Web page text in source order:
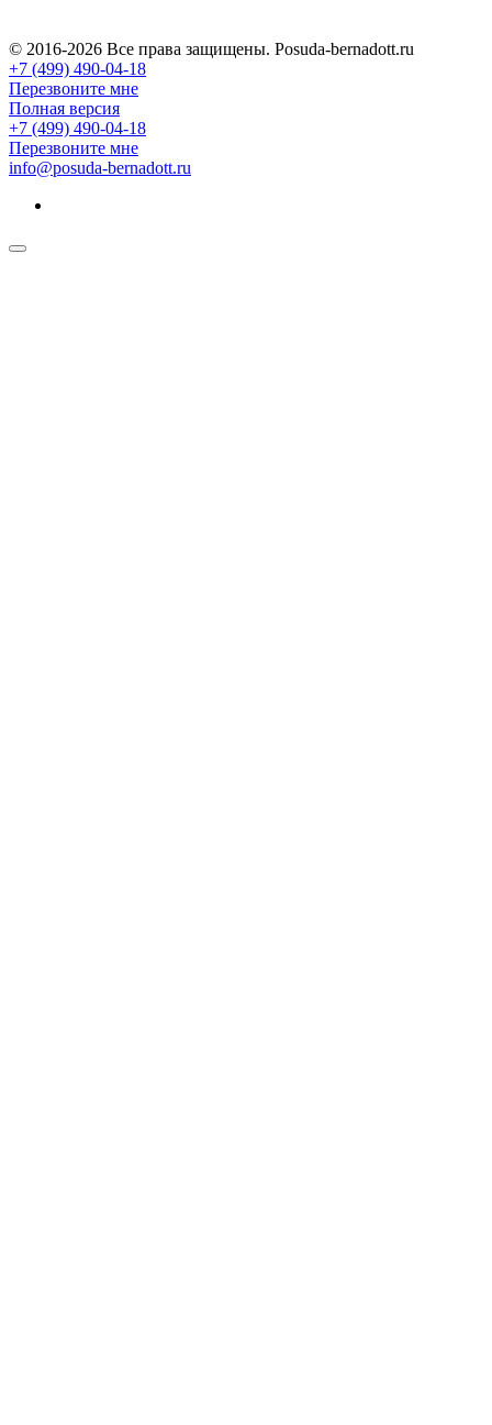
© 2016-2026 Все права защищены. Posuda-bernadott.ru
+7 (499) 490-04-18
Перезвоните мне
Полная версия
+7 (499) 490-04-18
Перезвоните мне
info@posuda-bernadott.ru